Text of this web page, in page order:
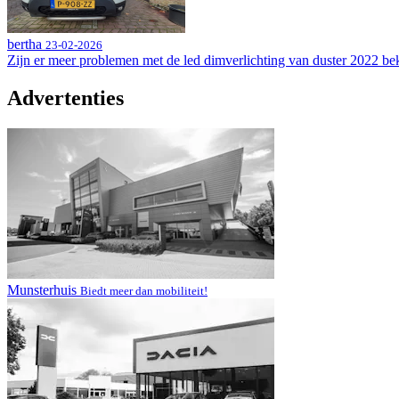
bertha 23-02-2026
Zijn er meer problemen met de led dimverlichting van duster 2022
Advertenties
Munsterhuis Biedt meer dan mobiliteit!